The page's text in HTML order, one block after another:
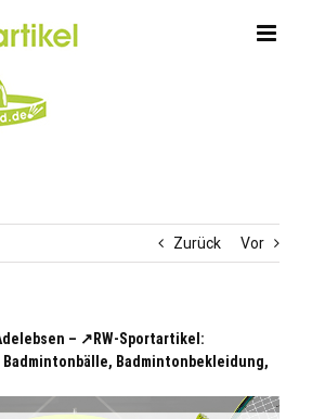
Zurück Vor
– ↗️RW-Sportartikel:
Badmintonbekleidung,